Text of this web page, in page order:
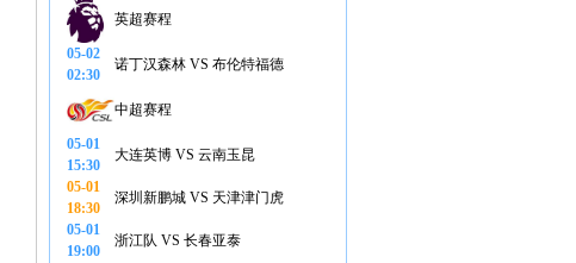
英超赛程
05-02
02:30
诺丁汉森林 VS 布伦特福德
中超赛程
05-01
15:30
大连英博 VS 云南玉昆
05-01
18:30
深圳新鹏城 VS 天津津门虎
05-01
19:00
浙江队 VS 长春亚泰